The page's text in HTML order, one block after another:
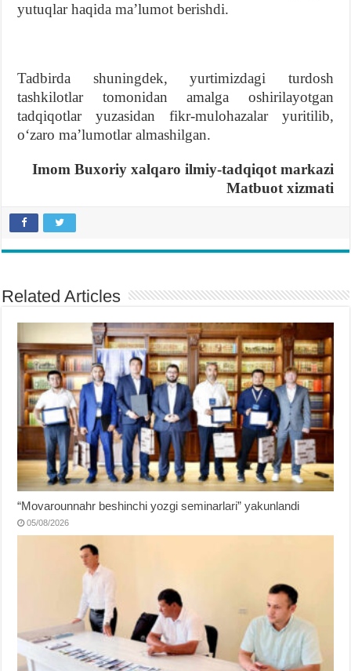
yutuqlar haqida maʼlumot berishdi.
Tadbirda shuningdek, yurtimizdagi turdosh
tashkilotlar tomonidan amalga oshirilayotgan
tadqiqotlar yuzasidan fikr-mulohazalar yuritilib,
oʻzaro maʼlumotlar almashilgan.
Imom Buxoriy xalqaro ilmiy-tadqiqot markazi
Matbuot xizmati
Related Articles
“Movarounnahr beshinchi yozgi seminarlari” yakunlandi
05/08/2026